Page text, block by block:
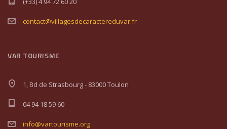
contact@villagesdecaractereduvar.fr
VAR TOURISME
1, Bd de Strasbourg - 83000 Toulon
04 94 18 59 60
info@vartourisme.org